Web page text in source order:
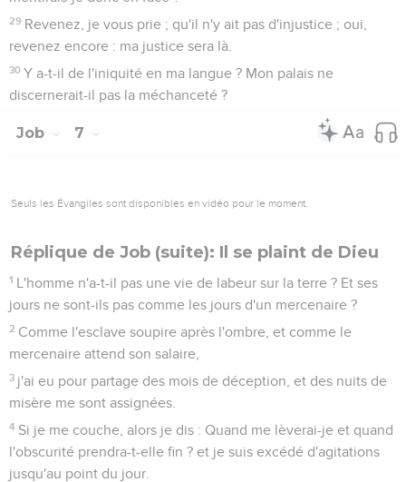
29 Revenez, je vous prie ; qu'il n'y ait pas d'injustice ; oui,
revenez encore : ma justice sera là.
30 Y a-t-il de l'iniquité en ma langue ? Mon palais ne
discernerait-il pas la méchanceté ?
Job 7
Seuls les Évangiles sont disponibles en vidéo pour le moment.
Réplique de Job (suite): Il se plaint de Dieu
1 L'homme n'a-t-il pas une vie de labeur sur la terre ? Et ses
jours ne sont-ils pas comme les jours d'un mercenaire ?
2 Comme l'esclave soupire après l'ombre, et comme le
mercenaire attend son salaire,
3 j'ai eu pour partage des mois de déception, et des nuits de
misère me sont assignées.
4 Si je me couche, alors je dis : Quand me lèverai-je et quand
l'obscurité prendra-t-elle fin ? et je suis excédé d'agitations
jusqu'au point du jour.